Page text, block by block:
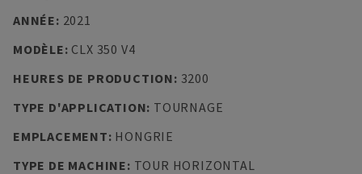
ANNÉE: 2021
MODÈLE: CLX 350 V4
HEURES DE PRODUCTION: 3200
TYPE D'APPLICATION: TOURNAGE
EMPLACEMENT: HONGRIE
TYPE DE MACHINE: TOUR HORIZONTAL